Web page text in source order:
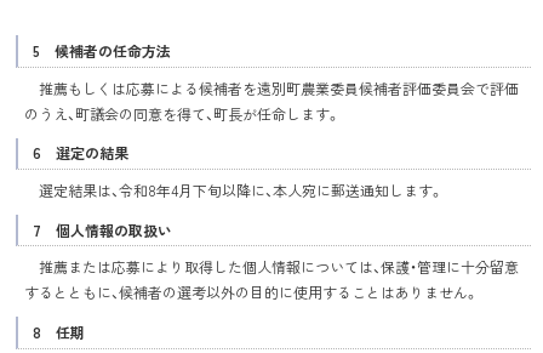
5 候補者の任命方法
推薦もしくは応募による候補者を遠別町農業委員候補者評価委員会で評価
のうえ、町議会の同意を得て、町長が任命します。
6 選定の結果
選定結果は、令和8年4月下旬以降に、本人宛に郵送通知します。
7 個人情報の取扱い
推薦または応募により取得した個人情報については、保護・管理に十分留意
するとともに、候補者の選考以外の目的に使用することはありません。
8 任期